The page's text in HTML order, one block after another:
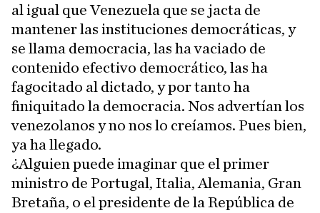
al igual que Venezuela que se jacta de
mantener las instituciones democráticas, y
se llama democracia, las ha vaciado de
contenido efectivo democrático, las ha
fagocitado al dictado, y por tanto ha
finiquitado la democracia. Nos advertían los
venezolanos y no nos lo creíamos. Pues bien,
ya ha llegado.
¿Alguien puede imaginar que el primer
ministro de Portugal, Italia, Alemania, Gran
Bretaña, o el presidente de la República de